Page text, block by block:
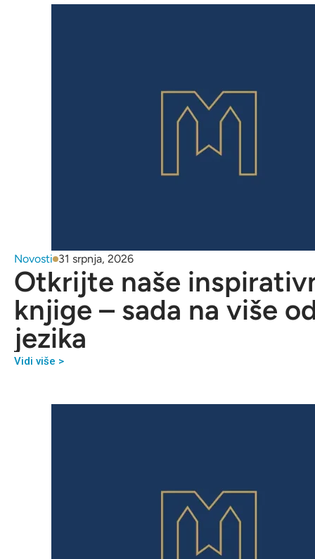
Novosti 31 srpnja, 2026
Otkrijte naše
knjige – sada na više
jezika
Vidi više >